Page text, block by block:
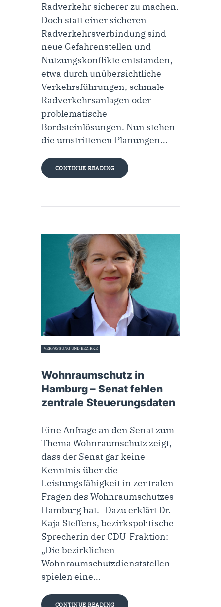
Radverkehr sicherer zu machen.
Doch statt einer sicheren
Radverkehrsverbindung sind
neue Gefahrenstellen und
Nutzungskonflikte entstanden,
etwa durch unübersichtliche
Verkehrsführungen, schmale
Radverkehrsanlagen oder
problematische
Bordsteinlösungen. Nun stehen
die umstrittenen Planungen…
CONTINUE READING
VERFASSUNG UND BEZIRKE
Wohnraumschutz in
Hamburg – Senat fehlen
zentrale Steuerungsdaten
Eine Anfrage an den Senat zum
Thema Wohnraumschutz zeigt,
dass der Senat gar keine
Kenntnis über die
Leistungsfähigkeit in zentralen
Fragen des Wohnraumschutzes
Hamburg hat. Dazu erklärt Dr.
Kaja Steffens, bezirkspolitische
Sprecherin der CDU-Fraktion:
„Die bezirklichen
Wohnraumschutzdienststellen
spielen eine…
CONTINUE READING